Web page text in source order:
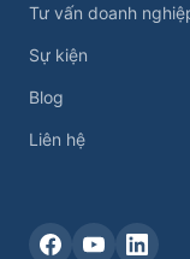
Tư vấn doanh
Sự kiện
Blog
Liên hệ